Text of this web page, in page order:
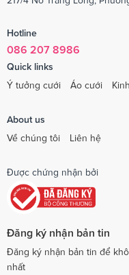
Hotline
086 207 8986
Quick links
Ý tưởng cưới
Áo cưới
About us
Về chúng tôi
Liên hệ
Được chứng nhận bởi
Đăng ký nhận bản tin
Đăng ký nhận bản tin để
nhất